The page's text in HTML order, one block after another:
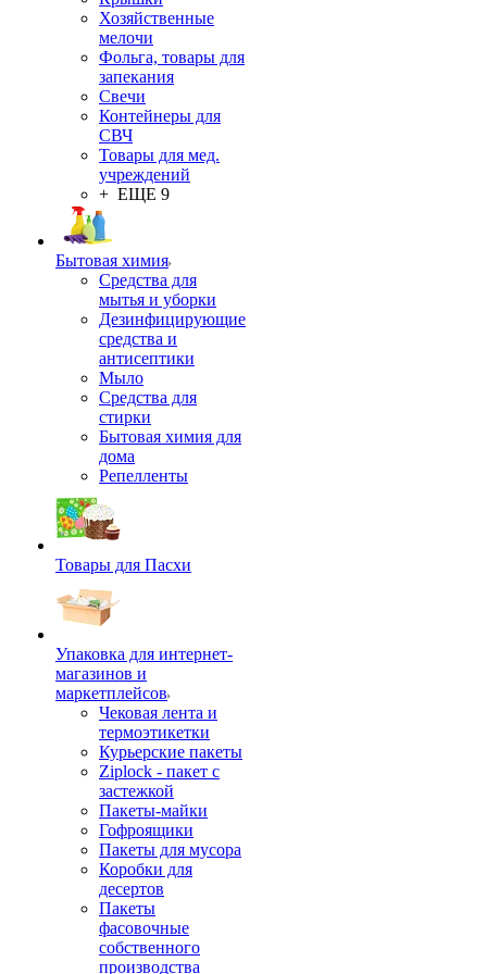
Хозяйственные
мелочи
Фольга, товары для
запекания
Свечи
Контейнеры для
СВЧ
Товары для мед.
учреждений
+ ЕЩЕ 9
Бытовая химия
Средства для
мытья и уборки
Дезинфицирующие
средства и
антисептики
Мыло
Средства для
стирки
Бытовая химия для
дома
Репелленты
Товары для Пасхи
Упаковка для интернет-
магазинов и
маркетплейсов
Чековая лента и
термоэтикетки
Курьерские пакеты
Ziplock - пакет с
застежкой
Пакеты-майки
Гофроящики
Пакеты для мусора
Коробки для
десертов
Пакеты
фасовочные
собственного
производства